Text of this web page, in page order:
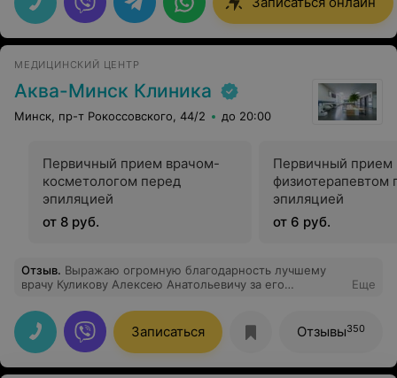
МЕДИЦИНСКИЙ ЦЕНТР
Аква-Минск Клиника
Минск, пр-т Рокоссовского, 44/2 до 20:00
Первичный прием врачом-
косметологом перед
эпиляцией
от 8 руб.
Первичный прием
физиотерапевтом
эпиляцией
от 6 руб.
Отзыв. Выражаю огромную благодарность лучшему
врачу Куликову Алексею Анатольевичу за его
человек ,знающий своё дело .Оперироваться в руках
этого прекрасного хирурга совсем не страшно.
Присутствовало постоянное ощущение,что ты в
надежных руках .На протяжении всего периода
нахождения в стационаре ,до и после операции была
Еще
Записаться Отзывы350